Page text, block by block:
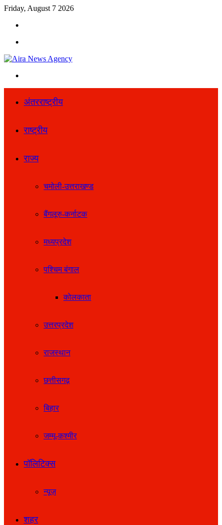
Friday, August 7 2026
अंतरराष्ट्रीय
राष्ट्रीय
राज्य
चमोली-उत्तराखण्ड
बैंगलूरु-कर्नाटक
मध्यप्रदेश
पश्चिम बंगाल
कोलकाता
उत्तरप्रदेश
राजस्थान
छत्तीसगढ़
बिहार
जम्मू-कश्मीर
पॉलिटिक्स
न्यूज़
शहर